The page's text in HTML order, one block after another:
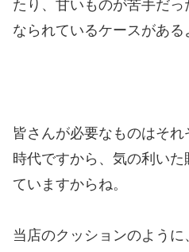
たり、甘いものが苦手だ
なられているケースがある
皆さんが必要なものはそ
時代ですから、気の利い
ていますからね。
当店のクッションのよう